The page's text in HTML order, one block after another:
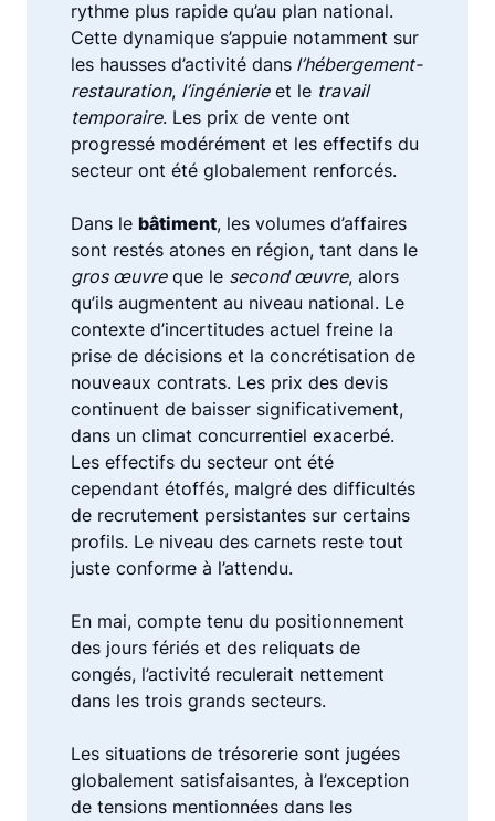
rythme plus rapide qu’au plan national.
Cette dynamique s’appuie notamment sur
les hausses d’activité dans l’hébergement-
restauration, l’ingénierieet le travail
temporaire. Les prix de vente ont
progressé modérément et les effectifs du
secteur ont été globalement renforcés.
Dans le bâtiment, les volumes d’affaires
sont restés atones en région, tant dans le
gros œuvreque le second œuvre, alors
qu’ils augmentent au niveau national. Le
contexte d’incertitudes actuel freine la
prise de décisions et la concrétisation de
nouveaux contrats. Les prix des devis
continuent de baisser significativement,
dans un climat concurrentiel exacerbé.
Les effectifs du secteur ont été
cependant étoffés, malgré des difficultés
de recrutement persistantes sur certains
profils. Le niveau des carnets reste tout
juste conforme à l’attendu.
En mai, compte tenu du positionnement
des jours fériés et des reliquats de
congés, l’activité reculerait nettement
dans les trois grands secteurs.
Les situations de trésorerie sont jugées
globalement satisfaisantes, à l’exception
de tensions mentionnées dans les